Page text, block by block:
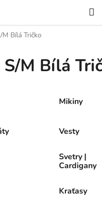
M Bílá Tričko
M Bílá
Mikiny
Vesty
Svetry |
Cardigany
Kraťasy